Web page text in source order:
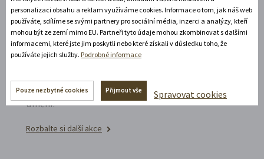
Noční prohlídka piaristického chrámu
Poznejte vrcholně barokní architekturu v
působivém večerním hávu. Obětní stůl dýchá
klenby a chrám ožívá instalacemi současného
umění.
Rozbalte si další akce
personalizaci obsahu a reklam využíváme cookies. Informace o tom, jak náš web
používáte, sdílíme se svými partnery pro sociální média, inzerci a analýzy, kteří
mohou být ze zemí mimo EU. Partneři tyto údaje mohou zkombinovat s dalšími
informacemi, které jste jim poskytli nebo které získali v důsledku toho, že
používáte jejich služby. Podrobné informace
Pouze nezbytné cookies Přijmout vše Spravovat cookies